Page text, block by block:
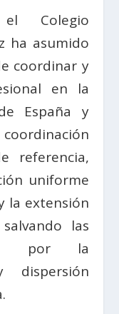
Colegio
ha asumido
coordinar y
en la
España y
referencia,
uniforme
la extensión
las
por la
dispersión